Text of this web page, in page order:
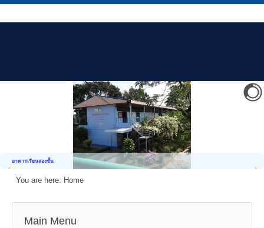
อาคารเรียนสองชั้น
You are here: Home
Main Menu